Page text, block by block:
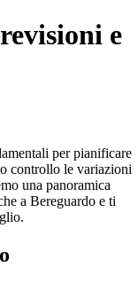
e
per pianificare
controllo le variazioni
una panoramica
a Bereguardo e ti